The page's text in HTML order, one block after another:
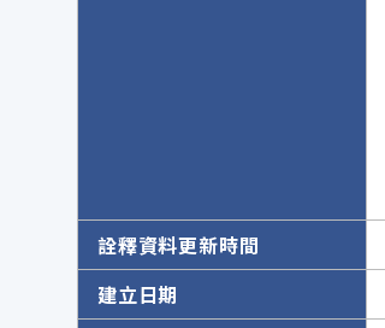
詮釋資料更新時間
建立日期